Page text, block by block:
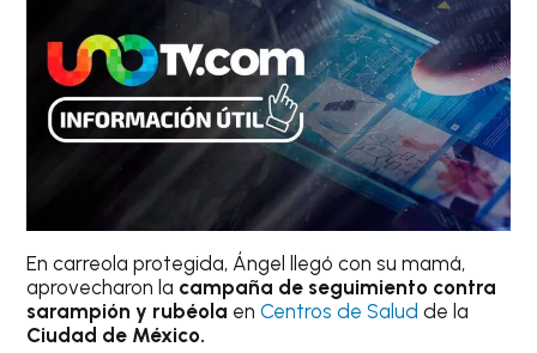
En carreola protegida, Ángel llegó con su mamá,
aprovecharon la campaña de seguimiento contra
sarampión y rubéola enCentros de Salud de la
Ciudad de México.